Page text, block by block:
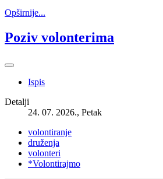
Opširnije...
Poziv volonterima
Ispis
Detalji
24. 07. 2026., Petak
volontiranje
druženja
volonteri
*Volontirajmo